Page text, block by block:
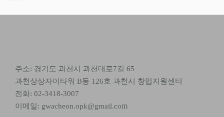
주소: 경기도 과천시 과천대로7길 65
과천상상자이타워 B동 126호 과천시 창업지원센터
전화: 02-3418-3007
이메일: gwacheon.opk@gmail.com